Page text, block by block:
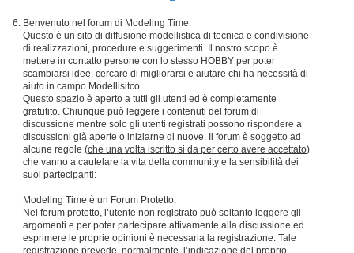
Benvenuto nel forum di Modeling Time.
Questo è un sito di diffusione modellistica di tecnica e condivisione
di realizzazioni, procedure e suggerimenti. Il nostro scopo è
mettere in contatto persone con lo stesso HOBBY per poter
scambiarsi idee, cercare di migliorarsi e aiutare chi ha necessità di
aiuto in campo Modellisitco.
Questo spazio è aperto a tutti gli utenti ed è completamente
gratutito. Chiunque può leggere i contenuti del forum di
discussione mentre solo gli utenti registrati possono rispondere a
discussioni già aperte o iniziarne di nuove. Il forum è soggetto ad
alcune regole (che una volta iscritto si da per certo avere accettato)
che vanno a cautelare la vita della community e la sensibilità dei
suoi partecipanti:
Modeling Time è un Forum Protetto.
Nel forum protetto, l’utente non registrato può soltanto leggere gli
argomenti e per poter partecipare attivamente alla discussione ed
esprimere le proprie opinioni è necessaria la registrazione. Tale
registrazione prevede, normalmente, l’indicazione del proprio